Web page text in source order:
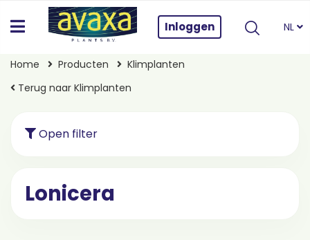
Inloggen NL
Home Producten
Klimplanten
Terug naar Klimplanten
Open filter
Lonicera